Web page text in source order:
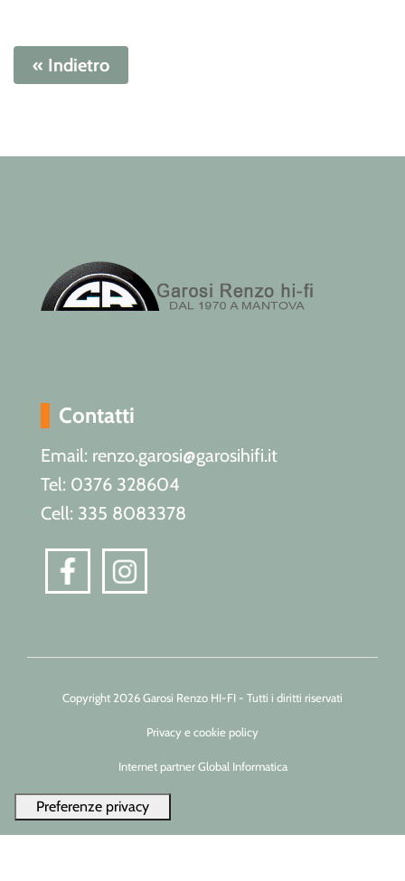
« Indietro
Contatti
Email: renzo.garosi@garosihifi.it
Tel: 0376 328604
Cell: 335 8083378
Copyright 2026 Garosi Renzo HI-FI - Tutti i diritti riservati
Privacy e cookie policy
Internet partner Global Informatica